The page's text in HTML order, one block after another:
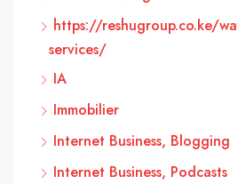
https://reshugroup.co.ke/
services/
IA
Immobilier
Internet Business, Blogging
Internet Business, Podcasts